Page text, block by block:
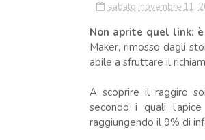
sabato, novembre 11,
Non aprite quel link:
Maker, rimosso dagli
abile a sfruttare il
A scoprire il raggiro
secondo i quali
raggiungendo il 9% di